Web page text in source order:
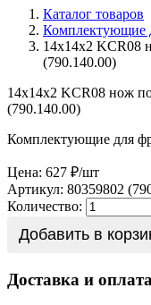
Каталог товаров
Комплектующие
14х14х2 KCR08
(790.140.00)
14х14х2 KCR08 нож
(790.140.00)
Комплектующие для
Цена: 627 ₽/шт
Артикул: 80359802
Количество:
Добавить в
Доставка и оплата